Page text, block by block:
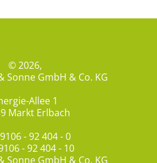
© 2026,
Sonne GmbH & Co. KG
Allee 1
Markt Erlbach
- 92 404 - 0
- 92 404 - 10
Sonne GmbH & Co. KG